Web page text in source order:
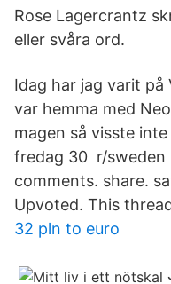
Rose Lagercrantz
eller svåra ord.
Idag har jag varit på
var hemma med
magen så visste
fredag 30 r/sweden
comments. share.
Upvoted. This
32 pln to euro